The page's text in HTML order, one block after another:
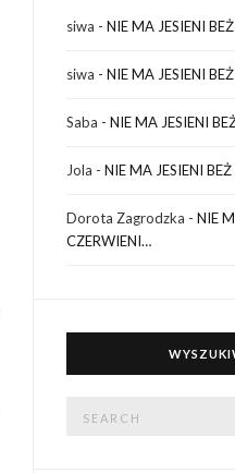
siwa -NIE MA JESIENI
siwa -NIE MA JESIENI
Saba -NIE MA JESIENI
Jola -NIE MA JESIENI
Dorota Zagrodzka -NIE
CZERWIENI…